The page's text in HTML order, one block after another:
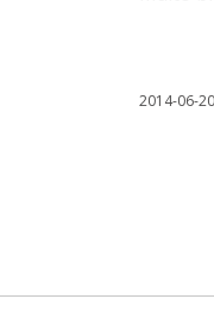
2014-06-